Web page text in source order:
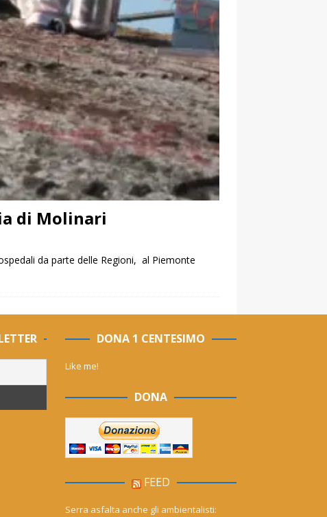
di Molinari
da parte delle Regioni, al Piemonte
DONA 1 CENTESIMO
Like me!
DONA
FEED
Serra asfalta anche gli ambientalisti: